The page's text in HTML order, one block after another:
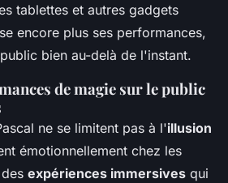
tablettes et autres gadgets
encore plus ses performances,
bien au-delà de l'instant.
de magie sur le public
ne se limitent pas à l'illusion
émotionnellement chez les
expériences immersives qui